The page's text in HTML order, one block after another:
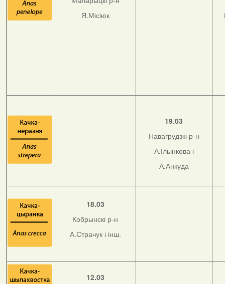
Я.Місіюк
19.03
Навагрудзкі р-н
А.Ільінкова і
А.Анкуда
18.03
Кобрынскі р-н
А.Страчук і інш.
12.03